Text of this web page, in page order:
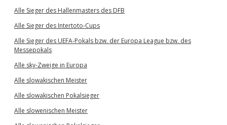
Alle Sieger des Hallenmasters des DFB
Alle Sieger des Intertoto-Cups
Alle Sieger des UEFA-Pokals bzw. der Europa League bzw. des
Messepokals
Alle sky-Zweige in Europa
Alle slowakischen Meister
Alle slowakischen Pokalsieger
Alle slowenischen Meister